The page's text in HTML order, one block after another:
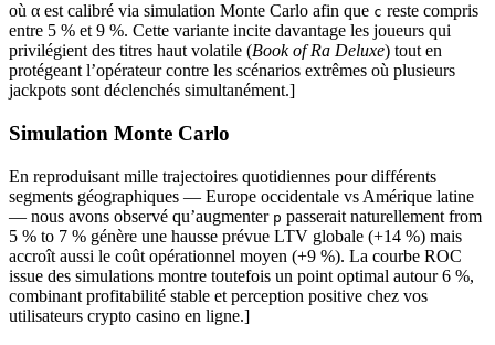
où α est calibré via simulation Monte Carlo afin que c reste compris
entre 5 % et 9 %. Cette variante incite davantage les joueurs qui
privilégient des titres haut volatile (Book of Ra Deluxe) tout en
protégeant l’opérateur contre les scénarios extrêmes où plusieurs
jackpots sont déclenchés simultanément.]
Simulation Monte Carlo
En reproduisant mille trajectoires quotidiennes pour différents
segments géographiques — Europe occidentale vs Amérique latine
— nous avons observé qu’augmenter p passerait naturellement from
5 % to 7 % génère une hausse prévue LTV globale (+14 %) mais
accroît aussi le coût opérationnel moyen (+9 %). La courbe ROC
issue des simulations montre toutefois un point optimal autour 6 %,
combinant profitabilité stable et perception positive chez vos
utilisateurs crypto casino en ligne.]